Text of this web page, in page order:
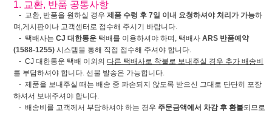
1. 교환, 반품 공통사항
- 교환, 반품을 원하실 경우 제품 수령 후 7일 이내 요청하셔야 처리가 가능하
며,게시판이나 고객센터로 접수해 주시기 바랍니다.
- 택배사는 CJ 대한통운 택배를 이용하셔야 하며, 택배사 ARS 반품예약
(1588-1255) 시스템을 통해 직접 접수해 주셔야 합니다.
- CJ 대한통운 택배 이외의 다른 택배사로 착불로 보내주실 경우 추가 배송비
를 부담하셔야 합니다. 선불 발송은 가능합니다.
- 제품을 보내주실 때는 배송 중 파손되지 않도록 받으신 그대로 단단히 포장
하셔서 보내주셔야 합니다.
- 배송비를 고객께서 부담하셔야 하는 경우 주문금액에서 차감 후 환불되므로